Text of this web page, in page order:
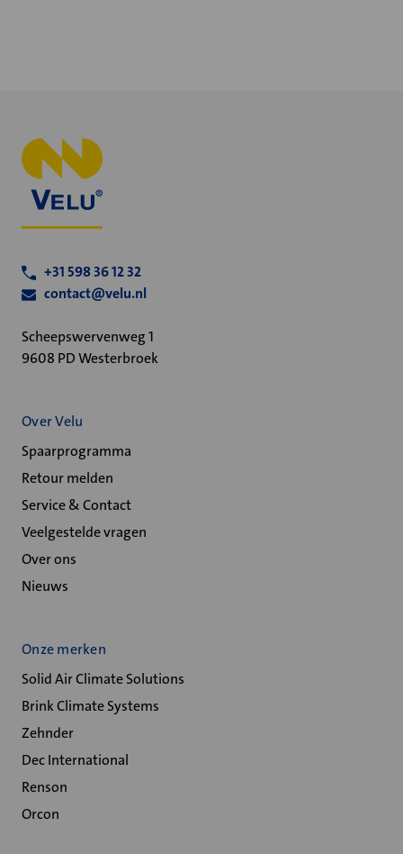
+31 598 36 12 32
contact@velu.nl
Scheepswervenweg 1
9608 PD Westerbroek
Over Velu
Spaarprogramma
Retour melden
Service & Contact
Veelgestelde vragen
Over ons
Nieuws
Onze merken
Solid Air Climate Solutions
Brink Climate Systems
Zehnder
Dec International
Renson
Orcon